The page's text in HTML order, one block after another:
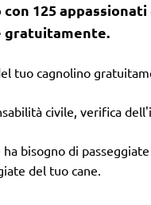
125 appassionati
gratuitamente.
tuo cagnolino
civile, verifica
ha bisogno di
del tuo cane.